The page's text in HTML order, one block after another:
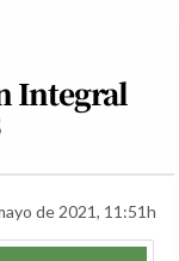
Integral
de 2021, 11:51h